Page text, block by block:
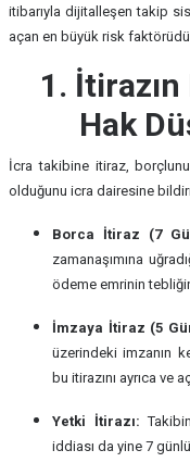
itibarıyla dijitalleşen takip
açan en büyük risk
1.
Hak
İcra takibine itiraz,
olduğunu icra dairesine
Borca İtiraz (7
zamanaşımına
ödeme emrinin
İmzaya İtiraz (5
üzerindeki imzanın
bu itirazını ayrıca ve
Yetki İtirazı:
iddiası da yine 7